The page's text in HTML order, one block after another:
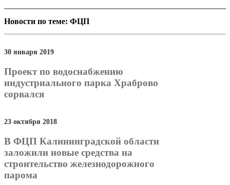
Новости по теме: ФЦП
30 января 2019
Проект по водоснабжению
индустриального парка Храброво
сорвался
23 октября 2018
В ФЦП Калининградской области
заложили новые средства на
строительство железнодорожного
парома